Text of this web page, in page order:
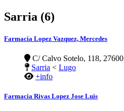
Sarria (6)
Farmacia Lopez Vazquez, Mercedes
C/ Calvo Sotelo, 118, 27600
Sarria < Lugo
+info
Farmacia Rivas Lopez Jose Luis